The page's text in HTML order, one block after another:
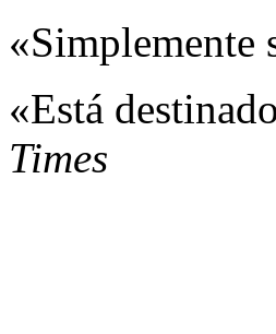
«Simplemente
«Está
Times